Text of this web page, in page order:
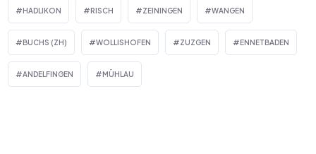
HADLIKON RISCH ZEININGEN WANGEN
BUCHS (ZH) WOLLISHOFEN ZUZGEN ENNETBADEN
ANDELFINGEN MÜHLAU